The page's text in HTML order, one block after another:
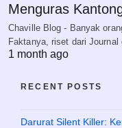
Menguras
Chaville Blog - Banyak
Faktanya, riset dari Journal
1 month ago
RECENT POSTS
Darurat Silent Killer: